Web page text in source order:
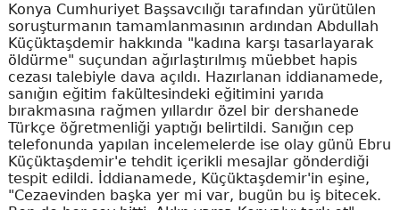
Konya Cumhuriyet Başsavcılığı tarafından yürütülen
soruşturmanın tamamlanmasının ardından Abdullah
Küçüktaşdemir hakkında "kadına karşı tasarlayarak
öldürme" suçundan ağırlaştırılmış müebbet hapis
cezası talebiyle dava açıldı. Hazırlanan iddianamede,
sanığın eğitim fakültesindeki eğitimini yarıda
bırakmasına rağmen yıllardır özel bir dershanede
Türkçe öğretmenliği yaptığı belirtildi. Sanığın cep
telefonunda yapılan incelemelerde ise olay günü Ebru
Küçüktaşdemir'e tehdit içerikli mesajlar gönderdiği
tespit edildi. İddianamede, Küçüktaşdemir'in eşine,
"Cezaevinden başka yer mi var, bugün bu iş bitecek.